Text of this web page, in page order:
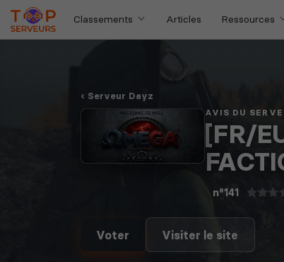
Classements Articles Ressources
Serveur Dayz
AVIS DU
[FR/
n°141
Voter Visiter le site